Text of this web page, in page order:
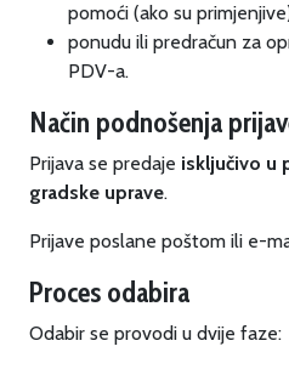
pomoći (ako su
ponudu ili predračun za
PDV-a.
Način podnošenja
Prijava se predaje isključivo u
gradske uprave.
Prijave poslane poštom ili e-
Proces odabira
Odabir se provodi u dvije faze: